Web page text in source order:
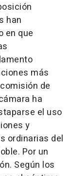
han
en que
más
de
ha
el uso
y
ordinarias del
Por un
Según los